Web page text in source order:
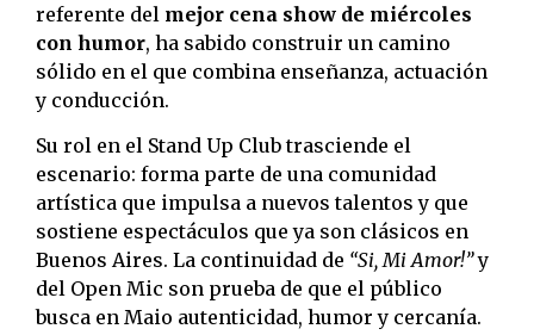
referente del mejor cena show de miércoles
con humor, ha sabido construir un camino
sólido en el que combina enseñanza, actuación
y conducción.
Su rol en el Stand Up Club trasciende el
escenario: forma parte de una comunidad
artística que impulsa a nuevos talentos y que
sostiene espectáculos que ya son clásicos en
Buenos Aires. La continuidad de “Si, Mi Amor!”y
del Open Mic son prueba de que el público
busca en Maio autenticidad, humor y cercanía.